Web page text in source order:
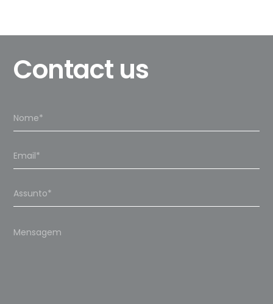
Contact us
Please